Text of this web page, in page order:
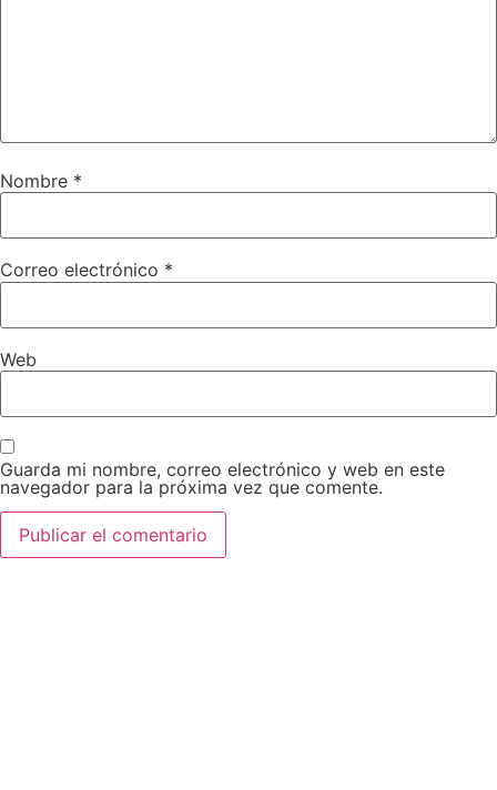
Nombre *
Correo electrónico *
Web
Guarda mi nombre, correo electrónico y web en este
navegador para la próxima vez que comente.